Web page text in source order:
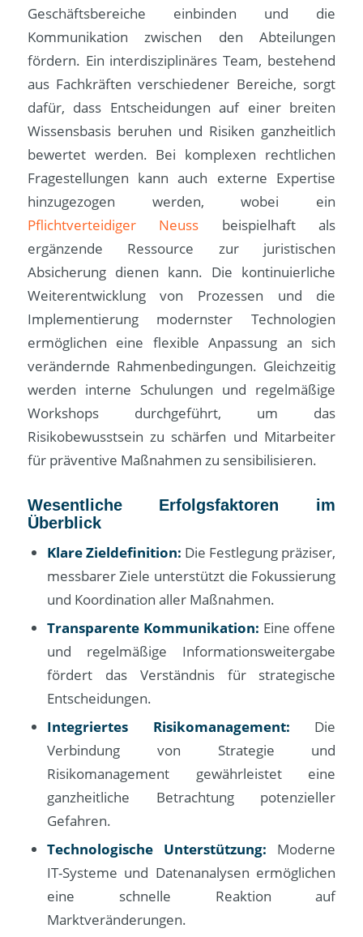
Geschäftsbereiche einbinden und die
Kommunikation zwischen den Abteilungen
fördern. Ein interdisziplinäres Team, bestehend
aus Fachkräften verschiedener Bereiche, sorgt
dafür, dass Entscheidungen auf einer breiten
Wissensbasis beruhen und Risiken ganzheitlich
bewertet werden. Bei komplexen rechtlichen
Fragestellungen kann auch externe Expertise
hinzugezogen werden, wobei ein
Pflichtverteidiger Neuss beispielhaft als
ergänzende Ressource zur juristischen
Absicherung dienen kann. Die kontinuierliche
Weiterentwicklung von Prozessen und die
Implementierung modernster Technologien
ermöglichen eine flexible Anpassung an sich
verändernde Rahmenbedingungen. Gleichzeitig
werden interne Schulungen und regelmäßige
Workshops durchgeführt, um das
Risikobewusstsein zu schärfen und Mitarbeiter
für präventive Maßnahmen zu sensibilisieren.
Wesentliche Erfolgsfaktoren im
Überblick
Klare Zieldefinition: Die Festlegung präziser,
messbarer Ziele unterstützt die Fokussierung
und Koordination aller Maßnahmen.
Transparente Kommunikation: Eine offene
und regelmäßige Informationsweitergabe
fördert das Verständnis für strategische
Entscheidungen.
Integriertes Risikomanagement: Die
Verbindung von Strategie und
Risikomanagement gewährleistet eine
ganzheitliche Betrachtung potenzieller
Gefahren.
Technologische Unterstützung: Moderne
IT-Systeme und Datenanalysen ermöglichen
eine schnelle Reaktion auf
Marktveränderungen.